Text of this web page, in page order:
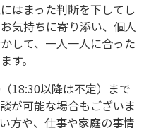
はまった判断を下してし
気持ちに寄り添い、個人
して、一人一人に合った
す。
18:30以降は不定）まで
が可能な場合もございま
方や、仕事や家庭の事情